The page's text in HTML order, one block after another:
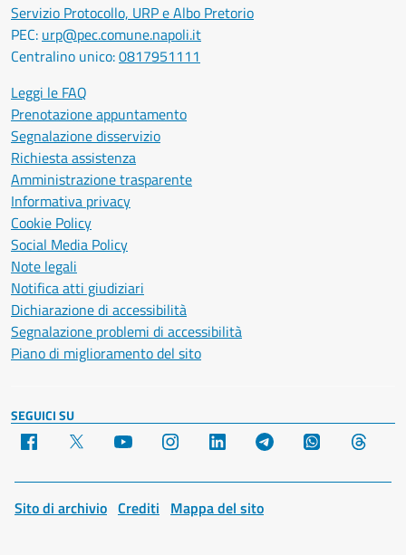
Servizio Protocollo, URP e Albo Pretorio
PEC: urp@pec.comune.napoli.it
Centralino unico:0817951111
Leggi le FAQ
Prenotazione appuntamento
Segnalazione disservizio
Richiesta assistenza
Amministrazione trasparente
Informativa privacy
Cookie Policy
Social Media Policy
Note legali
Notifica atti giudiziari
Dichiarazione di accessibilità
Segnalazione problemi di accessibilità
Piano di miglioramento del sito
SEGUICI SU
Facebook YouTube Instagram LinkedIn Telegram WhatsApp
Sito di archivio Crediti Mappa del sito